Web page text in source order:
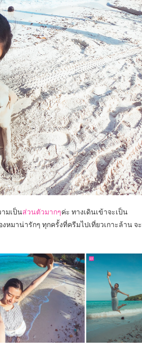
มเป็นส่วนตัวมากๆค่ะ ทางเดินเข้าจะเป็น
หมาน่ารักๆ ทุกครั้งที่ครีมไปเที่ยวเกาะล้าน จะ